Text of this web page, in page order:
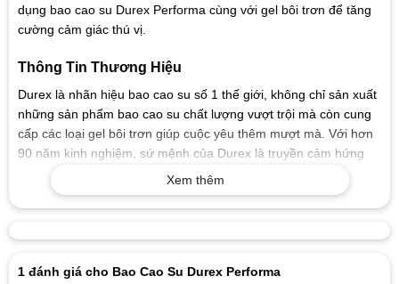
dụng bao cao su Durex Performa cùng với gel bôi trơn để tăng
cường cảm giác thú vị.
Thông Tin Thương Hiệu
Durex là nhãn hiệu bao cao su số 1 thế giới, không chỉ sản xuất
những sản phẩm bao cao su chất lượng vượt trội mà còn cung
cấp các loại gel bôi trơn giúp cuộc yêu thêm mượt mà. Với hơn
90 năm kinh nghiệm, sứ mệnh của Durex là truyền cảm hứng
cho những cuộc yêu an toàn và cùng chạm đỉnh. Chính vì thế,
Durex không ngừng nghiên cứu và cải tiến để cho ra đời những
sản phẩm mới, nâng tầm trải nghiệm và làm cho những giây
Xem thêm
1 đánh giá cho Bao Cao Su Durex Performa